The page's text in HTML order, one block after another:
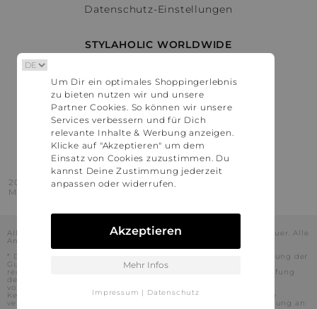
Datenschutz-Einstellungen
STYLAHOLIC WORLDWIDE
Österreich
Schweiz
France
United States
2016 - 2026 © Stylaholic.
Made for you with love in munich.
Alle Preise inkl. der jeweils geltenden gesetzlichen Mehrwertsteuer. Alle
Angaben ohne Gewähr.
* Die angezeigten Preise beinhalten Rabatte, die durch die Nutzung der
Gutschein-Codes auf den Seiten unserer Partner voraussichtlich
realisiert werden können. Stylaholic führt keine vollständige Prüfung
der Gutschein-Codes durch und es kann daher in Einzelfällen
vorkommen, dass die Gutscheine abweichend von unserem
Kenntnisstand bei dem jeweiligen Shop nicht oder nur teilweise
verwendet werden können. Darüber hinaus kann deren Verwendung an
Um Dir ein optimales Shoppingerlebnis
zu bieten nutzen wir und unsere
Partner Cookies. So können wir unsere
Services verbessern und für Dich
relevante Inhalte & Werbung anzeigen.
Klicke auf "Akzeptieren" um dem
Einsatz von Cookies zuzustimmen. Du
kannst Deine Zustimmung jederzeit
anpassen oder widerrufen.
Akzeptieren
Mehr Infos
Impressum | Datenschutz